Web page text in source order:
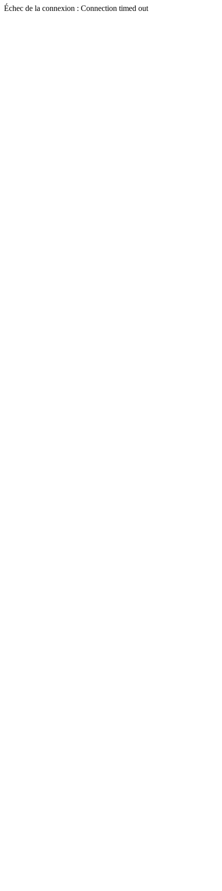
Échec de la connexion : Connection timed out